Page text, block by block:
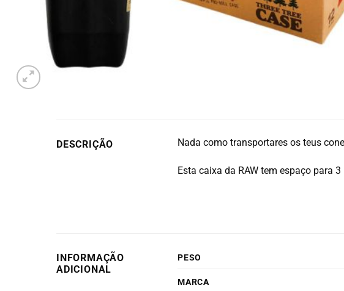
DESCRIÇÃO Nada como transportares os teus
Esta caixa da RAW tem espaço para
INFORMAÇÃO
ADICIONAL
PESO
MARCA